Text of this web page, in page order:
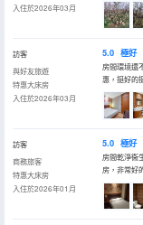
入住於2026年03月
訪客
與好友旅遊
特惠大床房
入住於2026年03月
5.0 極好
房間環境還
惠，挺好的
訪客
商務旅客
特惠大床房
入住於2026年01月
5.0 極好
房間乾淨衞
房，非常好